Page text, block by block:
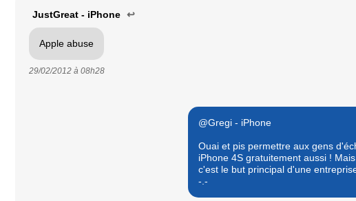
JustGreat - iPhone ↩
Apple abuse
29/02/2012 à 08h28
@Gregi - iPhone
Ouai et pis permettre aux gens
iPhone 4S gratuitement aussi !
c'est le but principal d'une
-.-